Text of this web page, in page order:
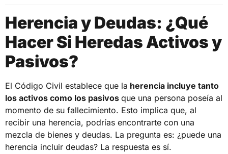
Herencia y Deudas: ¿Qué
Hacer Si Heredas Activos y
Pasivos?
El Código Civil establece que la herencia incluye tanto
los activos como los pasivos que una persona poseía al
momento de su fallecimiento. Esto implica que, al
recibir una herencia, podrías encontrarte con una
mezcla de bienes y deudas. La pregunta es: ¿puede una
herencia incluir deudas? La respuesta es sí.